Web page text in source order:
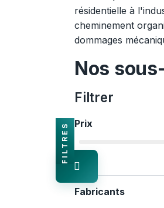
résidentielle à
cheminement
dommages
Nos
Filtrer
Prix
€
Fabricants
FILTRES